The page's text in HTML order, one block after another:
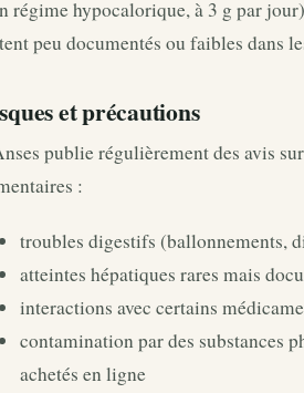
régime hypocalorique, à 3 g par
peu documentés ou faibles dans
et précautions
publie régulièrement des avis
:
troubles digestifs (ballonnements,
atteintes hépatiques rares mais
interactions avec certains
contamination par des substances
achetés en ligne